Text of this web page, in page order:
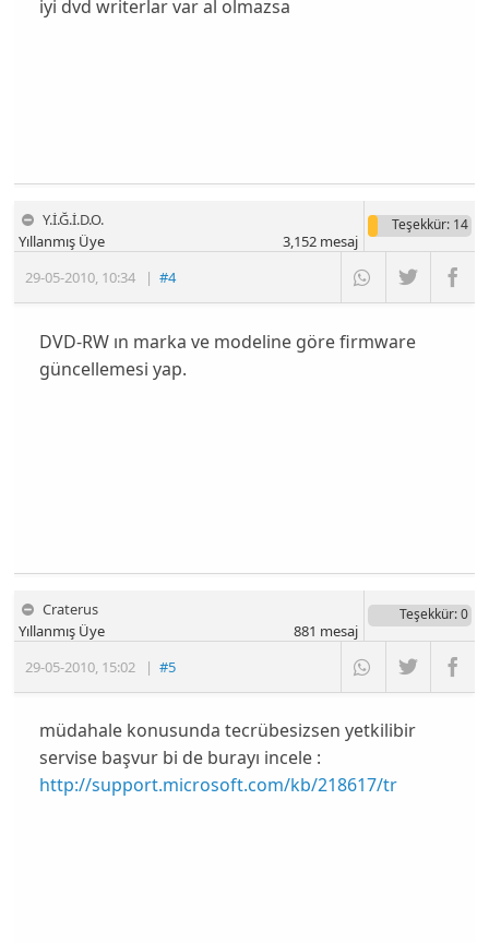
iyi dvd writerlar var al olmazsa
Y.İ.Ğ.İ.D.O.
29-05-2010, 10:34 |#4
Yıllanmış Üye
Teşekkür: 14
3,152mesaj
DVD-RW ın marka ve modeline göre firmware
güncellemesi yap.
Craterus
29-05-2010, 15:02 |#5
Yıllanmış Üye
Teşekkür: 0
881 mesaj
müdahale konusunda tecrübesizsen yetkilibir
servise başvur bi de burayı incele :
http://support.microsoft.com/kb/218617/tr